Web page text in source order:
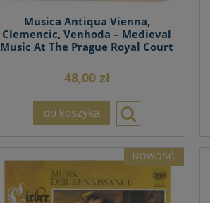
Musica Antiqua Vienna,
Clemencic, Venhoda – Medieval
Music At The Prague Royal Court
48,00 zł
do koszyka
NOWOŚĆ